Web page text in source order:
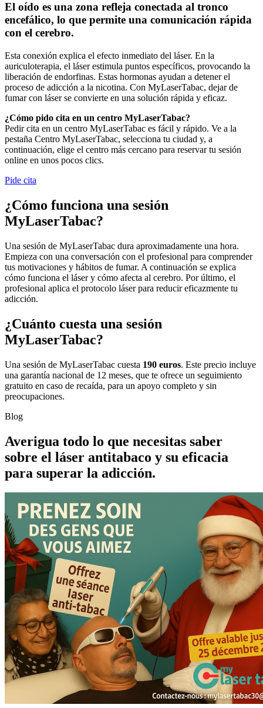
El oído es una zona refleja conectada al tronco
encefálico, lo que permite una comunicación rápida
con el cerebro.
Esta conexión explica el efecto inmediato del láser. En la
auriculoterapia, el láser estimula puntos específicos, provocando la
liberación de endorfinas. Estas hormonas ayudan a detener el
proceso de adicción a la nicotina. Con MyLaserTabac, dejar de
fumar con láser se convierte en una solución rápida y eficaz.
¿Cómo pido cita en un centro MyLaserTabac?
Pedir cita en un centro MyLaserTabac es fácil y rápido. Ve a la
pestaña Centro MyLaserTabac, selecciona tu ciudad y, a
continuación, elige el centro más cercano para reservar tu sesión
online en unos pocos clics.
Pide cita
¿Cómo funciona una sesión
MyLaserTabac?
Una sesión de MyLaserTabac dura aproximadamente una hora.
Empieza con una conversación con el profesional para comprender
tus motivaciones y hábitos de fumar. A continuación se explica
cómo funciona el láser y cómo afecta al cerebro. Por último, el
profesional aplica el protocolo láser para reducir eficazmente tu
adicción.
¿Cuánto cuesta una sesión
MyLaserTabac?
Una sesión de MyLaserTabac cuesta 190 euros. Este precio incluye
una garantía nacional de 12 meses, que te ofrece un seguimiento
gratuito en caso de recaída, para un apoyo completo y sin
preocupaciones.
Blog
Averigua todo lo que necesitas saber
sobre el láser antitabaco y su eficacia
para superar la adicción.